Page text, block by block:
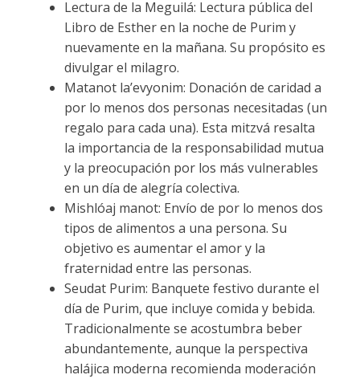
Lectura de la Meguilá: Lectura pública del
Libro de Esther en la noche de Purim y
nuevamente en la mañana. Su propósito es
divulgar el milagro.
Matanot la’evyonim: Donación de caridad a
por lo menos dos personas necesitadas (un
regalo para cada una). Esta mitzvá resalta
la importancia de la responsabilidad mutua
y la preocupación por los más vulnerables
en un día de alegría colectiva.
Mishlóaj manot: Envío de por lo menos dos
tipos de alimentos a una persona. Su
objetivo es aumentar el amor y la
fraternidad entre las personas.
Seudat Purim: Banquete festivo durante el
día de Purim, que incluye comida y bebida.
Tradicionalmente se acostumbra beber
abundantemente, aunque la perspectiva
halájica moderna recomienda moderación